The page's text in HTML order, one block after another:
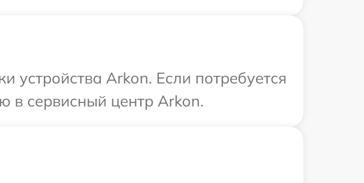
устройства Arkon. Если потребуется
в сервисный центр Arkon.